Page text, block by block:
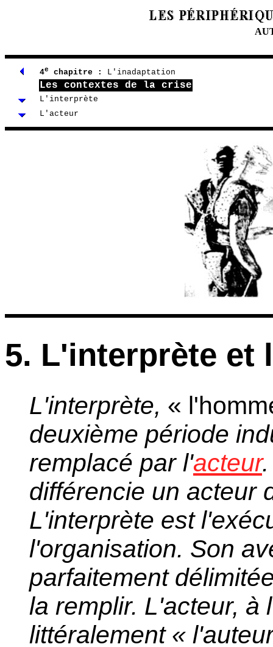
4e chapitre : L'inadaptation
Les contextes de la crise
L'interprète
L'acteur
5. L'interprète et
L'interprète, «
deuxième période
remplacé par l'acteur
différencie un acteur
L'interprète est
l'organisation. Son
parfaitement
la remplir. L'acteur, à
littéralement «